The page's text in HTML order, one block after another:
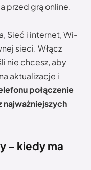
przed grą online.
Sieć i internet, Wi-
sieci. Włącz
nie chcesz, aby
aktualizacje i
połączenie
– kiedy ma